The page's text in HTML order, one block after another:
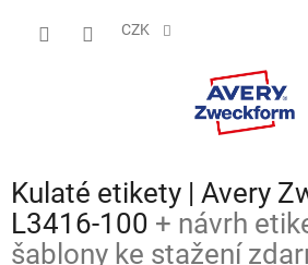
CZK
Kulaté etikety | Avery
L3416-100 + návrh
šablony ke stažení